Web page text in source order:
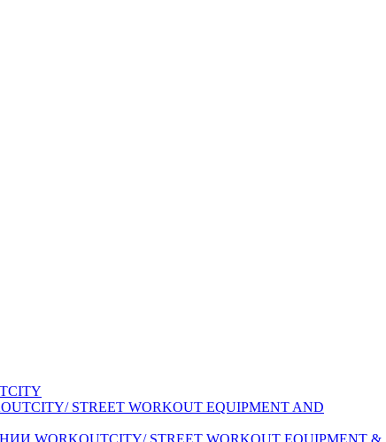
STREET WORKOUT EQUIPMENT AND
STREET WORKOUT EQUIPMENT &